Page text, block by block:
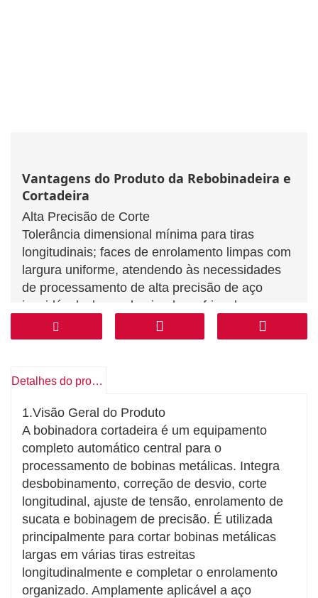
Vantagens do Produto da Rebobinadeira e
Cortadeira
Alta Precisão de Corte
Tolerância dimensional mínima para tiras
longitudinais; faces de enrolamento limpas com
largura uniforme, atendendo às necessidades
de processamento de alta precisão de aço
inoxidável, chapas laminadas a frio, chapas
galvanizadas, etc.
Enrolamento Apertado e Estável sem Bobinas
Equipado com sistema de controlo de tensão
de enrolamento. Sem deslocamento de tiras,
colapso de bobinas ou enrugamento, resultando
em bobinas acabadas organizadas.
Ampla Compatibilidade para Várias Bobinas
Metálicas
Adequado para aço laminado a frio, aço
laminado a quente, aço inoxidável, tira de
alumínio, tira de cobre, chapas revestidas a
cores e muito mais. Ampla gama de espessuras
aplicáveis para uso polivalente.
Operação Estável e Alta Eficiência de Produção
Detalhes do produto
1.Visão Geral do Produto
A bobinadora cortadeira é um equipamento
completo automático central para o
processamento de bobinas metálicas. Integra
desbobinamento, correção de desvio, corte
longitudinal, ajuste de tensão, enrolamento de
sucata e bobinagem de precisão. É utilizada
principalmente para cortar bobinas metálicas
largas em várias tiras estreitas
longitudinalmente e completar o enrolamento
organizado. Amplamente aplicável a aço